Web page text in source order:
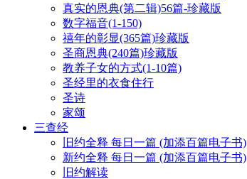
真实的恩典(第二辑)56篇-珍藏版
数字福音(1-150)
禧年的彰显(365篇)珍藏版
圣商恩典(240篇)珍藏版
教养子女的方式(1-10篇)
圣经里的衣食住行
圣诗
家颂
三查经
旧约全释 每日一篇 (加添百篇电子书)
新约全释 每日一篇 (加添百篇电子书)
旧约解读